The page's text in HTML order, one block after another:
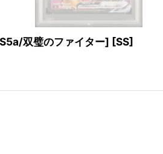
双璧のファイター] [SS]